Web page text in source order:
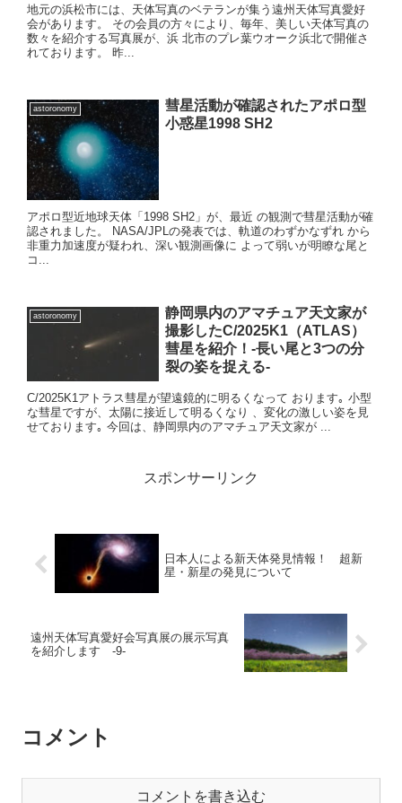
地元の浜松市には、天体写真のベテランが集う遠州天体写真愛好
会があります。 その会員の方々により、毎年、美しい天体写真の
数々を紹介する写真展が、浜 北市のプレ葉ウオーク浜北で開催さ
れております。 昨...
astoronomy
彗星活動が確認されたアポロ型
小惑星1998 SH2
アポロ型近地球天体「1998 SH2」が、最近 の観測で彗星活動が確
認されました。 NASA/JPLの発表では、軌道のわずかなずれ から
非重力加速度が疑われ、深い観測画像に よって弱いが明瞭な尾と
コ...
astoronomy
静岡県内のアマチュア天文家が
撮影したC/2025K1（ATLAS）
彗星を紹介！-長い尾と3つの分
裂の姿を捉える-
C/2025K1アトラス彗星が望遠鏡的に明るくなって おります｡ 小型
な彗星ですが、太陽に接近して明るくなり 、変化の激しい姿を見
せております｡ 今回は、静岡県内のアマチュア天文家が ...
スポンサーリンク
日本人による新天体発見情報！ 超新
星・新星の発見について
遠州天体写真愛好会写真展の展示写真
を紹介します -9-
コメント
コメントを書き込む